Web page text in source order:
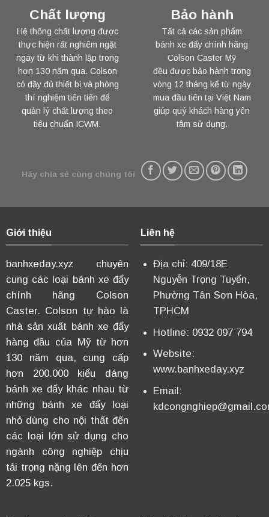
Chất lượng
Hệ thống chất lượng được
thực hiện rất nghiêm ngặt
ngay từ khi thành lập trong
hơn 130 năm qua. Colson
có đầy đủ thiết bị và phòng
thí nghiệm tiên tiến để
quản lý chất lượng theo
tiêu chuẩn ICWM.
Bảo hành
Tất cả các sản phẩm
bánh xe đẩy chính hãng
Colson Caster Mỹ
đều được bảo hành trong
vòng 12 tháng kể từ ngày
mua đầu tiên tại Việt Nam
giúp quý khách hàng yên
tâm sử dụng.
Hãy chia sẻ cùng chúng tôi
Giới thiệu
banhxeday.xyz chuyên
cung các loại bánh xe đẩy
chính hãng Colson
Caster. Colson tự hào là
nhà sản xuất bánh xe đẩy
hàng đầu của Mỹ từ hơn
130 năm qua, cung cấp
hơn 200.000 kiểu dáng
bánh xe đẩy khác nhau từ
những bánh xe đẩy loại
nhỏ dùng cho nội thất đến
các loại lớn sử dụng cho
ngành công nghiệp chịu
tải trọng nặng lên đến hơn
2.025 kgs.
Liên hệ
Địa chỉ: 409/18E
Nguyễn Trọng Tuyển,
Phường Tân Sơn Hòa,
TPHCM
Hotline: 0932 097 794
Website:
www.banhxeday.xyz
Email: